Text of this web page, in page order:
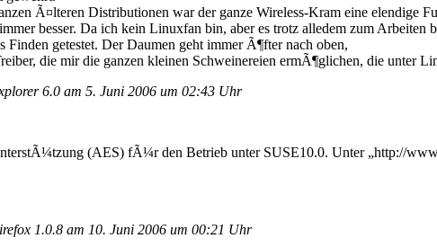
Ã¤lteren Distributionen war der ganze Wireless-Kram eine elendige
besser. Da ich kein Linuxfan bin, aber es trotz alledem zum
getestet. Der Daumen geht immer Ã¶fter nach oben,
die mir die ganzen kleinen Schweinereien ermÃ¶glichen, die
am 5. Juni 2006 um 02:43 Uhr
(AES) fÃ¼r den Betrieb unter SUSE10.0. Unter „http://
am 10. Juni 2006 um 00:21 Uhr